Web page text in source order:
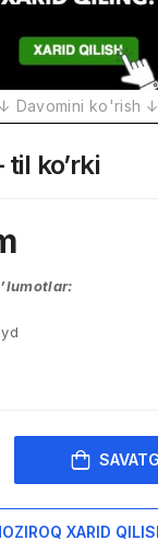
til ko’rki
XARID